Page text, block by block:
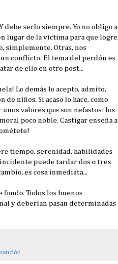
debe serlo siempre. Yo no obligo a
lugar de la víctima para que logre
simplemente. Otras, nos
conflicto. El tema del perdón es
de ello en otro post...
Lo demás lo acepto, admito,
niños. Si acaso lo hace, como
valores que son nefastos: los
poco noble. Castigar enseña a
tiempo, serenidad, habilidades
puede tardar dos o tres
es cosa inmediata...
fondo. Todos los buenos
y deberían pasan determinadas
sanción